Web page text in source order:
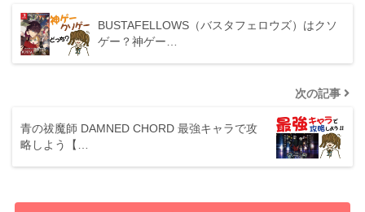
BUSTAFELLOWS（バスタフェロウズ）はクソ
ゲー？神ゲー…
次の記事
青の祓魔師 DAMNED CHORD 最強キャラで攻
略しよう【…